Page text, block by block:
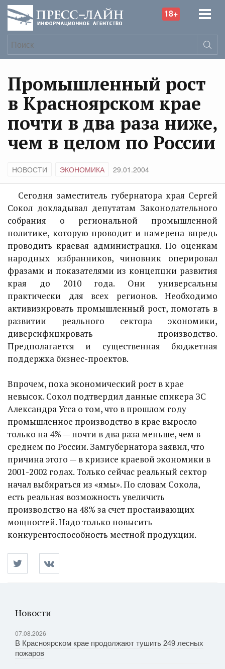
18+
Промышленный рост
в Красноярском крае
почти в два раза ниже,
чем в целом по России
НОВОСТИ ЭКОНОМИКА 29.01.2004
Сегодня заместитель губернатора края Сергей
Сокол докладывал депутатам Законодательного
собрания о региональной промышленной
политике, которую проводит и намерена впредь
проводить краевая администрация. По оценкам
народных избранников, чиновник оперировал
фразами и показателями из концепции развития
края до 2010 года. Они универсальны
практически для всех регионов. Необходимо
активизировать промышленный рост, помогать в
развитии реального сектора экономики,
диверсифицировать производство.
Предполагается и существенная бюджетная
поддержка бизнес-проектов.
Впрочем, пока экономический рост в крае
невысок. Сокол подтвердил данные спикера ЗС
Александра Усса о том, что в прошлом году
промышленное производство в крае выросло
только на 4% — почти в два раза меньше, чем в
среднем по России. Замгубернатора заявил, что
причина этого — в кризисе краевой экономики в
2001-2002 годах. Только сейчас реальный сектор
начал выбираться из «ямы». По словам Сокола,
есть реальная возможность увеличить
производство на 48% за счет простаивающих
мощностей. Надо только повысить
конкурентоспособность местной продукции.
Новости
07.08.2026
В Красноярском крае продолжают тушить 249 лесных
пожаров